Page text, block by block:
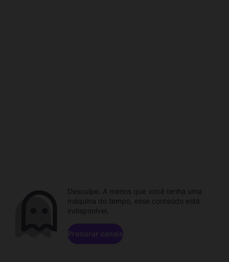
Desculpe. A menos que você tenha uma
máquina do tempo, esse conteúdo está
indisponível.
Procurar canais